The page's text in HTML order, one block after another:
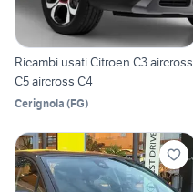
Ricambi usati Citroen C3 aircross
C5 aircross C4
Cerignola (FG)